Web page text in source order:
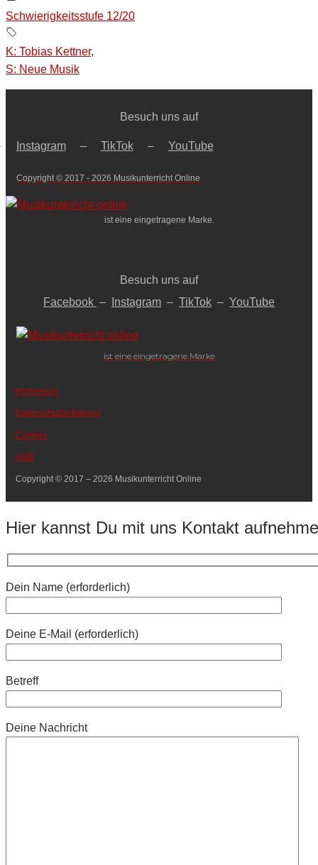
Schwierigkeitsstufe 12/20
K: Tobias Kettner,
S: Neue Musik
Besuch uns auf
Instagram– TikTok– YouTube
Copyright © 2017 - 2026 Musikunterricht Online
ist eine eingetragene Marke.
Besuch uns auf
Facebook – Instagram – TikTok – YouTube
ist eine eingetragene Marke
Impressum
Datenschutzerklärung
Cookies
AGB
Copyright © 2017 – 2026 Musikunterricht Online
Hier kannst Du mit uns Kontakt
Dein Name (erforderlich)
Deine E-Mail (erforderlich)
Betreff
Deine Nachricht